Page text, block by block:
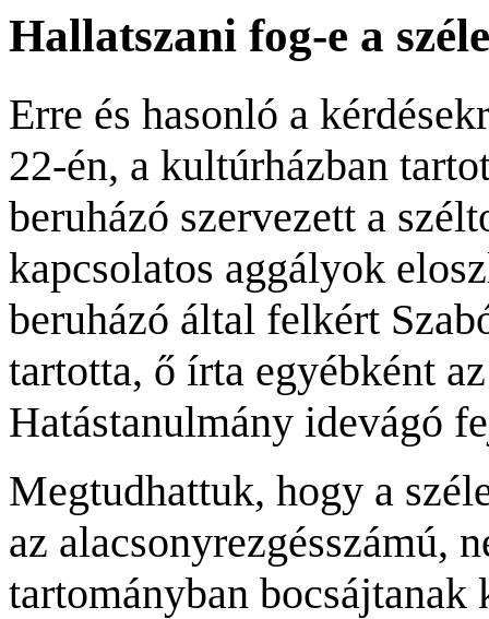
Hallatszani fog-e a
Erre és hasonló a
22-én, a kultúrházban
beruházó szervezett a
kapcsolatos aggályok
beruházó által felkért
tartotta, ő írta egyébként
Hatástanulmány idevágó
Megtudhattuk, hogy a
az alacsonyrezgésszámú,
tartományban